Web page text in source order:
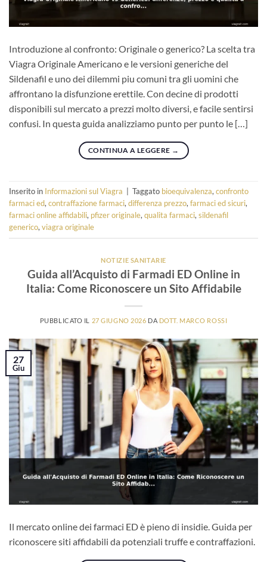
Introduzione al confronto: Originale o generico? La scelta tra
Viagra Originale Americano e le versioni generiche del
Sildenafil e uno dei dilemmi piu comuni tra gli uomini che
affrontano la disfunzione erettile. Con decine di prodotti
disponibili sul mercato a prezzi molto diversi, e facile sentirsi
confusi. In questa guida analizziamo punto per punto le […]
CONTINUA A LEGGERE →
Inserito in Informazioni sul Viagra Taggato bioequivalenza,confronto
farmaci ed,contraffazione farmaci,differenza prezzo,farmaci ed sicuri,
farmaci online affidabili, pfizer originale,qualita farmaci,sildenafil
generico,viagra originale
NOTIZIE SANITARIE
Guida all’Acquisto di Farmadi ED Online in
Italia: Come Riconoscere un Sito Affidabile
PUBBLICATO IL 27 GIUGNO 2026 DA DOTT. MARCO ROSSI
27
Giu
Il mercato online dei farmaci ED è pieno di insidie. Guida per
riconoscere siti affidabili da potenziali truffe e contraffazioni.